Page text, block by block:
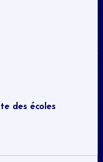
des écoles